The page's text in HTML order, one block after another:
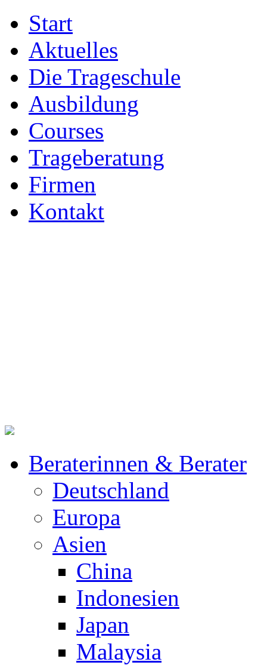
Start
Aktuelles
Die Trageschule
Ausbildung
Courses
Trageberatung
Firmen
Kontakt
Beraterinnen & Berater
Deutschland
Europa
Asien
China
Indonesien
Japan
Malaysia